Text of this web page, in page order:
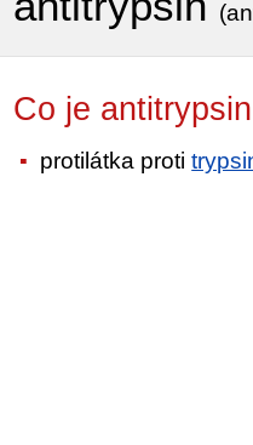
Co je
protilátka proti